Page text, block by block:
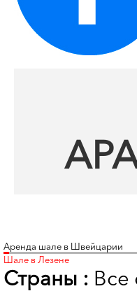
Аренда шале в Швейцарии
Шале в Лезене
Страны : Все